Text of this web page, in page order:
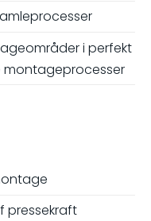
i perfekt
montageprocesser
pressekraft